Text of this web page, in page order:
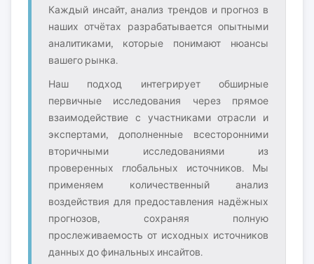
Каждый инсайт, анализ трендов и прогноз в
наших отчётах разрабатывается опытными
аналитиками, которые понимают нюансы
вашего рынка.
Наш подход интегрирует обширные
первичные исследования через прямое
взаимодействие с участниками отрасли и
экспертами, дополненные всесторонними
вторичными исследованиями из
проверенных глобальных источников. Мы
применяем количественный анализ
воздействия для предоставления надёжных
прогнозов, сохраняя полную
прослеживаемость от исходных источников
данных до финальных инсайтов.